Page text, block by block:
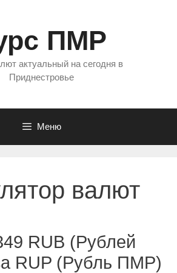
ПМР
актуальный на сегодня в
Приднестровье
Меню
валют
RUB (Рублей
RUP (Рубль ПМР)